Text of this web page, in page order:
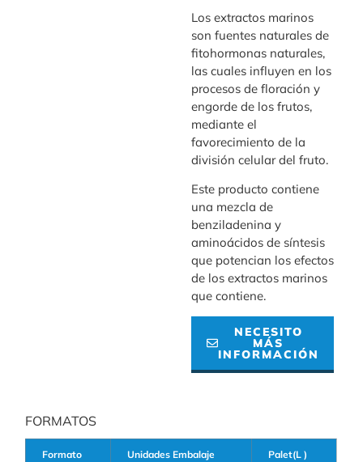
Los extractos marinos
son fuentes naturales de
fitohormonas naturales,
las cuales influyen en los
procesos de floración y
engorde de los frutos,
mediante el
favorecimiento de la
división celular del fruto.
Este producto contiene
una mezcla de
benziladenina y
aminoácidos de síntesis
que potencian los efectos
de los extractos marinos
que contiene.
NECESITO
MÁS
INFORMACIÓN
FORMATOS
Formato Unidades Embalaje Palet(L )